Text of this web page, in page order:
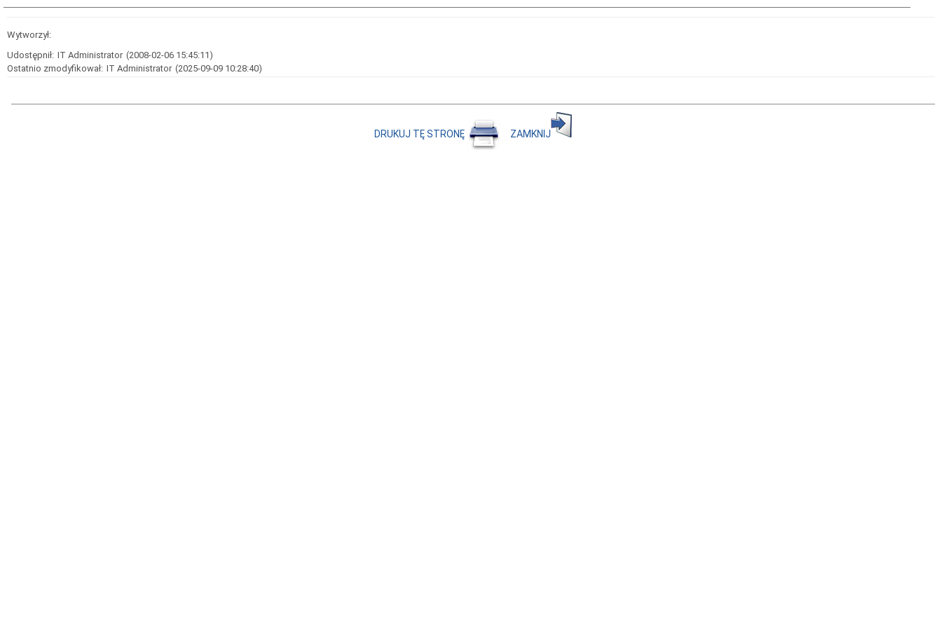
Wytworzył:
Udostępnił: IT Administrator (2008-02-06 15:45:11)
Ostatnio zmodyfikował: IT Administrator (2025-09-09 10:28:40)
DRUKUJ TĘ STRONĘ ZAMKNIJ